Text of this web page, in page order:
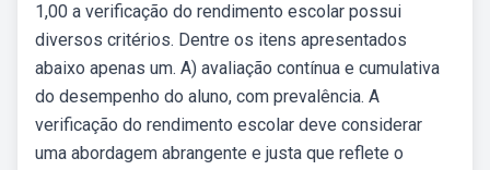
1,00 a verificação do rendimento escolar possui
diversos critérios. Dentre os itens apresentados
abaixo apenas um. A) avaliação contínua e cumulativa
do desempenho do aluno, com prevalência. A
verificação do rendimento escolar deve considerar
uma abordagem abrangente e justa que reflete o